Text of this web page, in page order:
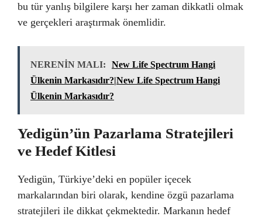
bu tür yanlış bilgilere karşı her zaman dikkatli olmak
ve gerçekleri araştırmak önemlidir.
NERENİN MALI:
New Life Spectrum Hangi
Ülkenin Markasıdır?|New Life Spectrum Hangi
Ülkenin Markasıdır?
Yedigün’ün Pazarlama Stratejileri
ve Hedef Kitlesi
Yedigün, Türkiye’deki en popüler içecek
markalarından biri olarak, kendine özgü pazarlama
stratejileri ile dikkat çekmektedir. Markanın hedef